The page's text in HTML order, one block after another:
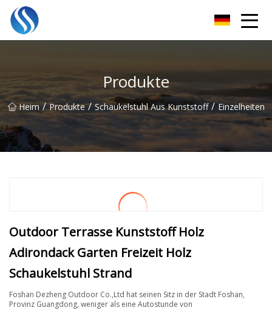
Produkte
Heim / Produkte / Schaukelstuhl Aus Kunststoff / Einzelheiten
Outdoor Terrasse Kunststoff Holz
Adirondack Garten Freizeit Holz
Schaukelstuhl Strand
Foshan Dezheng Outdoor Co.,Ltd hat seinen Sitz in der Stadt Foshan,
Provinz Guangdong, weniger als eine Autostunde von